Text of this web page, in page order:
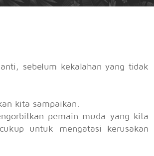
sebelum kekalahan yang tidak
kita sampaikan.
pemain muda yang kita
untuk mengatasi kerusakan